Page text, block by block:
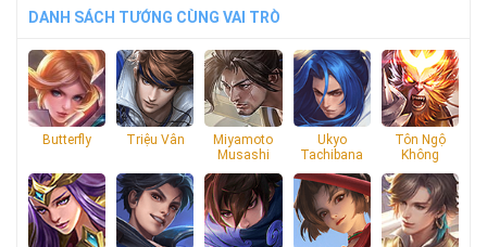
DANH SÁCH TƯỚNG CÙNG VAI TRÒ
Butterfly Triệu Vân
Miyamoto
Musashi
Ukyo
Tachibana
Tôn Ngộ
Không